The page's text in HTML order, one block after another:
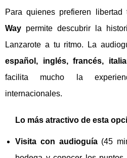
Para quienes prefieren libertad
Way permite descubrir la
Lanzarote a tu ritmo. La
español, inglés, francés,
facilita mucho la
internacionales.
Lo más atractivo de esta
Visita con audioguía(45